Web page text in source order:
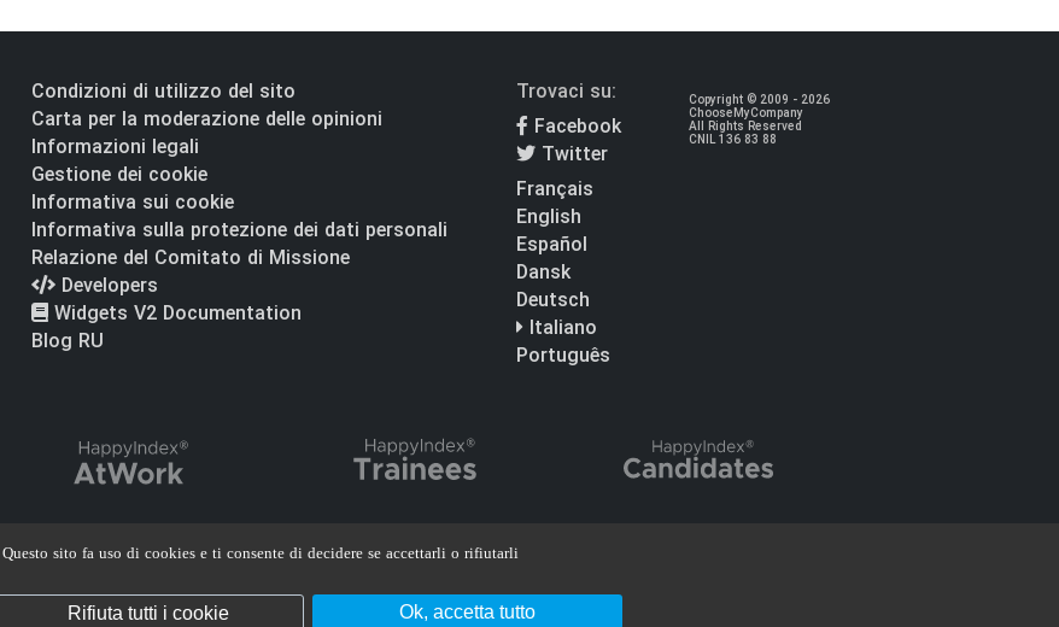
Condizioni di utilizzo del sito
Carta per la moderazione delle opinioni
Informazioni legali
Gestione dei cookie
Informativa sui cookie
Informativa sulla protezione dei dati personali
Relazione del Comitato di Missione
Developers
Widgets V2 Documentation
Blog RU
Trovaci su:
Facebook
Twitter
Français
English
Español
Dansk
Deutsch
Italiano
Português
Copyright © 2009 - 2026
ChooseMyCompany
All Rights Reserved
CNIL 136 83 88
Questo sito fa uso di cookies e ti consente di decidere se accettarli o rifiutarli
Ok, accetta tutto
Rifiuta tutti i cookie